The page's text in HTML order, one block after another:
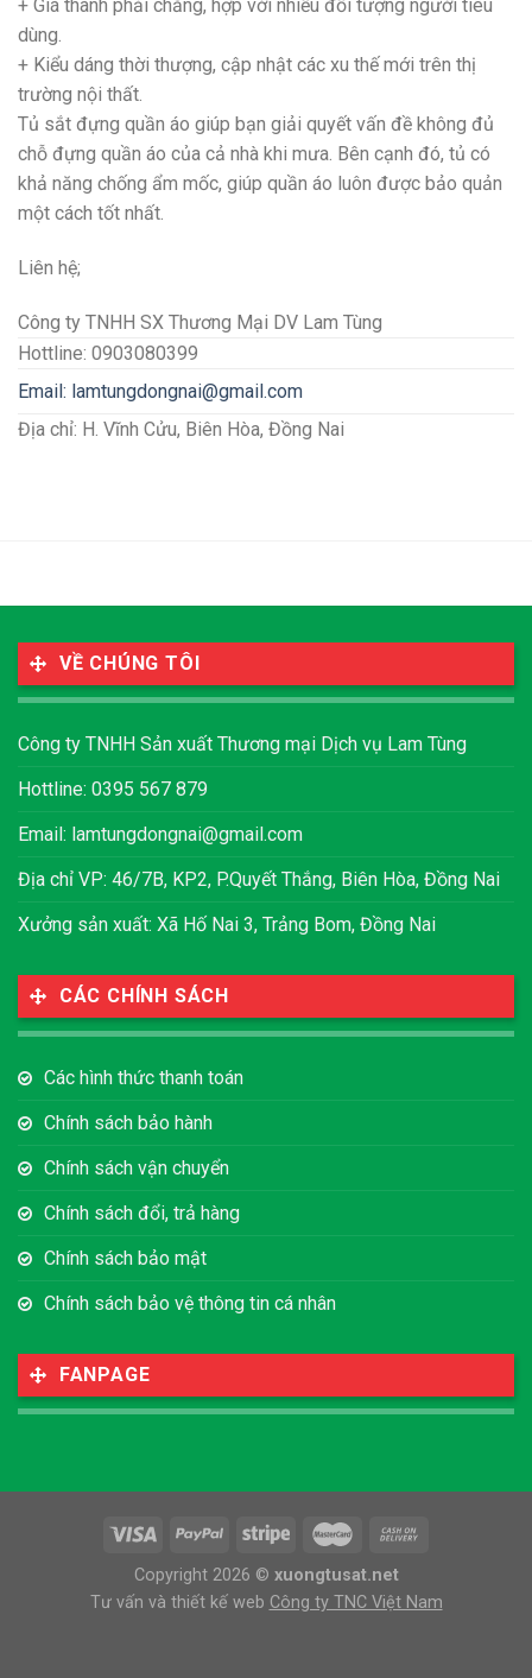
+ Giá thành phải chăng, hợp với nhiều đối tượng người tiêu
dùng.
+ Kiểu dáng thời thượng, cập nhật các xu thế mới trên thị
trường nội thất.
Tủ sắt đựng quần áo giúp bạn giải quyết vấn đề không đủ
chỗ đựng quần áo của cả nhà khi mưa. Bên cạnh đó, tủ có
khả năng chống ẩm mốc, giúp quần áo luôn được bảo quản
một cách tốt nhất.
Liên hệ;
Công ty TNHH SX Thương Mại DV Lam Tùng
Hottline: 0903080399
Email: lamtungdongnai@gmail.com
Địa chỉ: H. Vĩnh Cửu, Biên Hòa, Đồng Nai
VỀ CHÚNG TÔI
Công ty TNHH Sản xuất Thương mại Dịch vụ Lam Tùng
Hottline: 0395 567 879
Email: lamtungdongnai@gmail.com
Địa chỉ VP: 46/7B, KP2, P.Quyết Thắng, Biên Hòa, Đồng Nai
Xưởng sản xuất: Xã Hố Nai 3, Trảng Bom, Đồng Nai
CÁC CHÍNH SÁCH
Các hình thức thanh toán
Chính sách bảo hành
Chính sách vận chuyển
Chính sách đổi, trả hàng
Chính sách bảo mật
Chính sách bảo vệ thông tin cá nhân
FANPAGE
Copyright 2026 © xuongtusat.net
Tư vấn và thiết kế web Công ty TNC Việt Nam